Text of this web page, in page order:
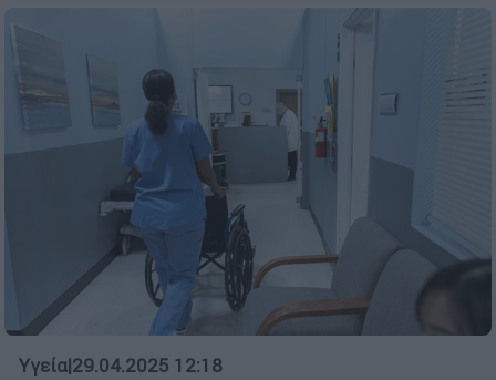
Υγεία|29.04.2025 12:18